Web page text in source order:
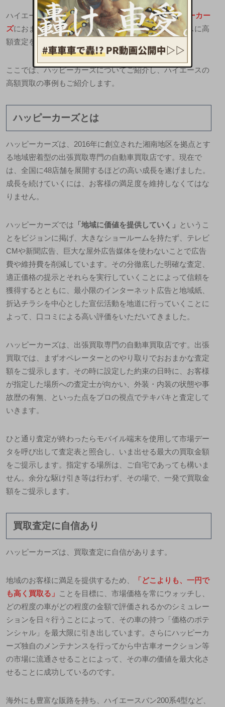
ハイエースバン200系4型など、商用車の買取もハッピーカー
ズにおまかせください。海外でも人気のあるハイエースに高
額査定をつけられる秘密がたくさんあります。
ここでは、ハッピーカーズについてご紹介し、ハイエースの
高額買取の事例もご紹介します。
ハッピーカーズとは
ハッピーカーズは、2016年に創立された湘南地区を拠点とす
る地域密着型の出張買取専門の自動車買取店です。現在で
は、全国に48店舗を展開するほどの高い成長を遂げました。
成長を続けていくには、お客様の満足度を維持しなくてはな
りません。
ハッピーカーズでは 「地域に価値を提供していく」 というこ
とをビジョンに掲げ、大きなショールームを持たず、テレビ
CMや新聞広告、巨大な屋外広告媒体を使わないことで広告
費や維持費を削減しています。その分徹底した明確な査定
適正価格の提示とそれらを実行していくことによって信頼を
獲得するとともに、最小限のインターネット広告と地域紙、
折込チラシを中心とした宣伝活動を地道に行っていくことに
よって、口コミによる高い評価をいただいてきました。
ハッピーカーズは、出張買取専門の自動車買取店です。出張
買取では、まずオペレーターとのやり取りでおおまかな査定
額をご提示します。その時に設定した約束の日時に、お客様
が指定した場所への査定士が向かい、外装・内装の状態や事
故歴の有無、といった点をプロの視点でテキパキと査定して
いきます。
ひと通り査定が終わったらモバイル端末を使用して市場デー
タを呼び出して査定表と照合し、いま出せる最大の買取金額
をご提示します。指定する場所は、ご自宅であっても構いま
せん。余分な駆け引き等は行わず、その場で、一発で買取金
額をご提示します。
買取査定に自信あり
ハッピーカーズは、買取査定に自信があります。
地域のお客様に満足を提供するため、
「どこよりも、一円で
も高く買取る」 ことを目標に、市場価格を常にウォッチし、
どの程度の車がどの程度の金額で評価されるかのシミュレー
ションを日々行うことによって、 その車の持つ「価格のポテ
ンシャル」を最大限に引き出しています。
さらにハッピーカ
ーズ独自のメンテナンスを行ってから中古車オークション等
の市場に流通させることによって、その車の価値を最大化さ
せることに成功しているのです。
海外にも豊富な販路を持ち、ハイエースバン200系4型など、